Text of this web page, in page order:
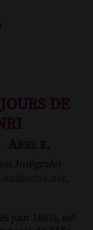
DE
-
Intégrale)
,
juin 1865), est